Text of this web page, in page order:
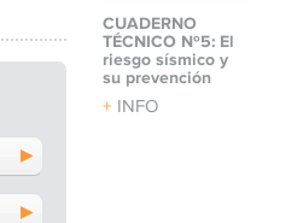
CUADERNO
TÉCNICO Nº5: El
riesgo sísmico y
su prevención
INFO